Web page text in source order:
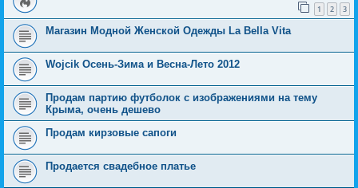
1 2 3
Магазин Модной Женской Одежды La Bella Vita
Wojcik Осень-Зима и Весна-Лето 2012
Продам партию футболок с изображениями на тему
Крыма, очень дешево
Продам кирзовые сапоги
Продается свадебное платье